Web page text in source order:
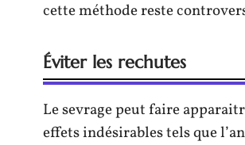
cette méthode reste
Éviter les rechutes
Le sevrage peut faire
effets indésirables tels que